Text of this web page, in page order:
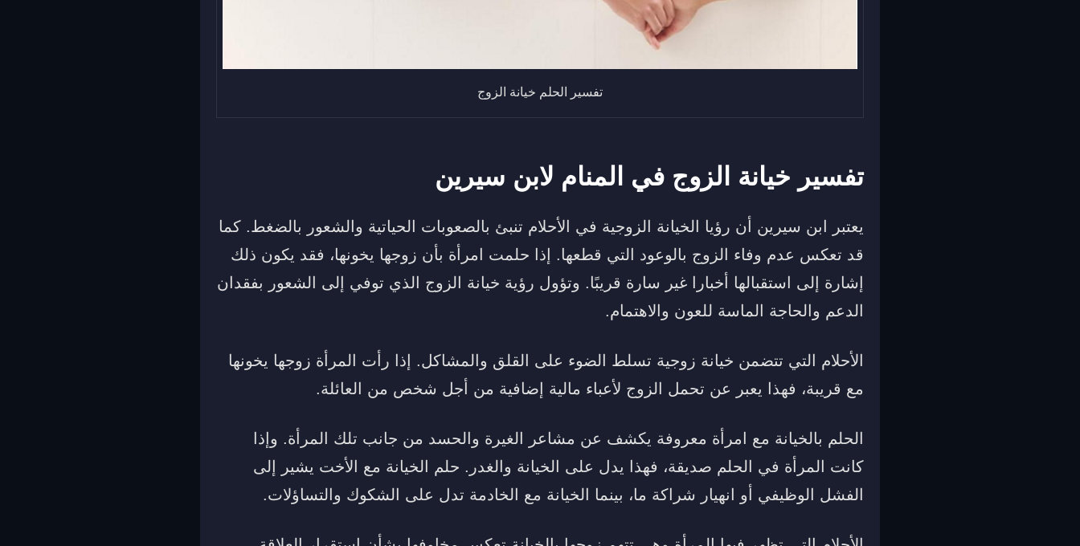
تفسير الحلم خيانة الزوج
تفسير خيانة الزوج في المنام لابن سيرين
يعتبر ابن سيرين أن رؤيا الخيانة الزوجية في الأحلام تنبئ بالصعوبات الحياتية والشعور بالضغط. كما
قد تعكس عدم وفاء الزوج بالوعود التي قطعها. إذا حلمت امرأة بأن زوجها يخونها، فقد يكون ذلك
إشارة إلى استقبالها أخبارا غير سارة قريبًا. وتؤول رؤية خيانة الزوج الذي توفي إلى الشعور بفقدان
الدعم والحاجة الماسة للعون والاهتمام.
الأحلام التي تتضمن خيانة زوجية تسلط الضوء على القلق والمشاكل. إذا رأت المرأة زوجها يخونها
مع قريبة، فهذا يعبر عن تحمل الزوج لأعباء مالية إضافية من أجل شخص من العائلة.
الحلم بالخيانة مع امرأة معروفة يكشف عن مشاعر الغيرة والحسد من جانب تلك المرأة. وإذا
كانت المرأة في الحلم صديقة، فهذا يدل على الخيانة والغدر. حلم الخيانة مع الأخت يشير إلى
الفشل الوظيفي أو انهيار شراكة ما، بينما الخيانة مع الخادمة تدل على الشكوك والتساؤلات.